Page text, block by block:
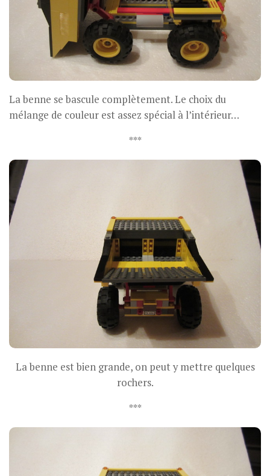
La benne se bascule complètement. Le choix du
mélange de couleur est assez spécial à l’intérieur…
***
La benne est bien grande, on peut y mettre quelques
rochers.
***